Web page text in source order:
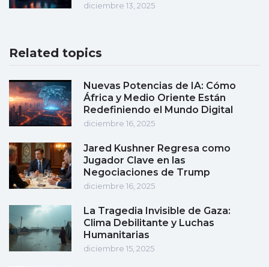
diciembre 13, 2025
Related topics
Nuevas Potencias de IA: Cómo
África y Medio Oriente Están
Redefiniendo el Mundo Digital
diciembre 16, 2025
Jared Kushner Regresa como
Jugador Clave en las
Negociaciones de Trump
diciembre 16, 2025
La Tragedia Invisible de Gaza:
Clima Debilitante y Luchas
Humanitarias
diciembre 15, 2025